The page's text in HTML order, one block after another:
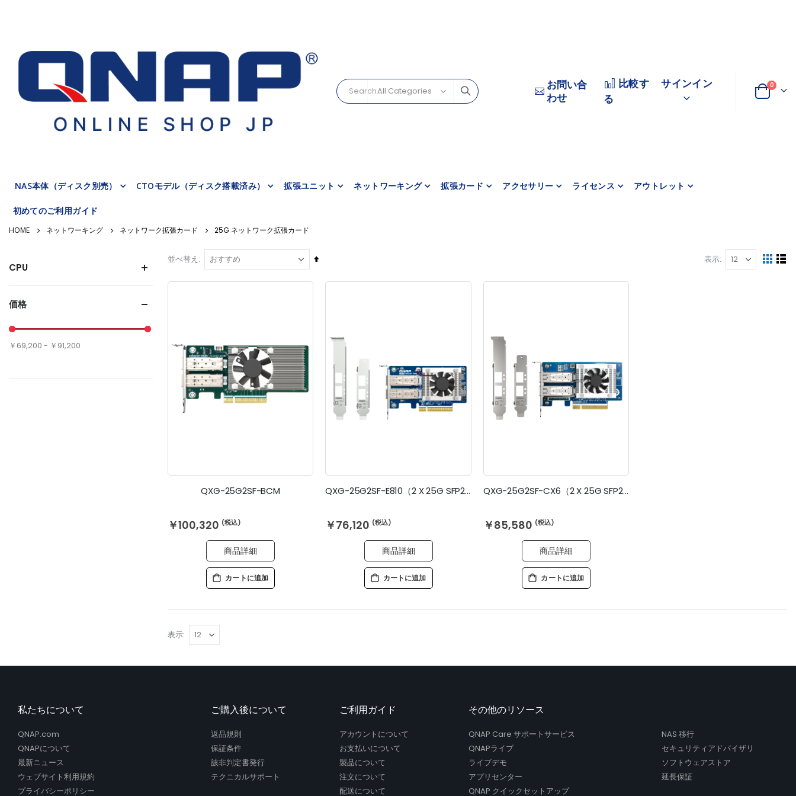
お問い合
わせ
比較す
る
サインイン
変
カート
0商品
NAS本体（ディスク別売） CTOモデル（ディスク搭載済み） 拡張ユニット ネットワーキング 拡張カード アクセサリー ライセンス アウトレット
初めてのご利用ガイド
ネットワーキング ネットワーク拡張カード 25G ネットワーク拡張カード
並べ替え
降
表示
表表 リ
QXG-25G2SF-BCM
￥100,320
商品詳細
カートに追加
QXG-25G2SF-E810（2 X 25G SFP28）
￥76,120
商品詳細
カートに追加
QXG-25G2SF-CX6（2 X 25G SFP28）
￥85,580
商品詳細
カートに追加
表示
CPU
価格
￥69,200 - ￥91,200
私たちについて
QNAP.com
QNAPについて
最新ニュース
ウェブサイト利用規約
プライバシーポリシー
ご購入後について
返品規則
保証条件
該非判定書発行
テクニカルサポート
ご利用ガイド
アカウントについて
お支払いについて
製品について
注文について
配送について
その他のリソース
QNAP Care サポートサービス
QNAPライブ
ライブデモ
アプリセンター
QNAP クイックセットアップ
NAS 移行
セキュリティアドバイザリ
ソフトウェアストア
延長保証